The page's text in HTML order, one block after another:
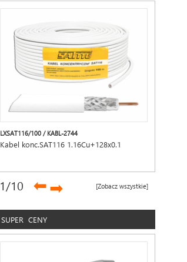
LXSAT116/100 / KABL-2744
Kabel konc.SAT116 1.16Cu+128x0.1
[Zobacz wszystkie]
1/10 ➡➡
SUPER CENY